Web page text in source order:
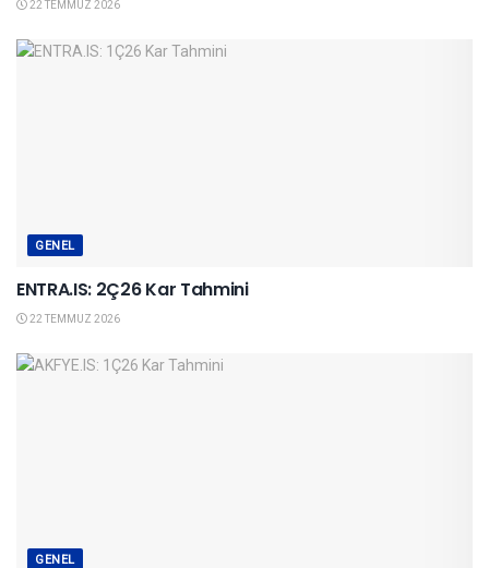
22 TEMMUZ 2026
GENEL
ENTRA.IS: 2Ç26 Kar Tahmini
22 TEMMUZ 2026
GENEL